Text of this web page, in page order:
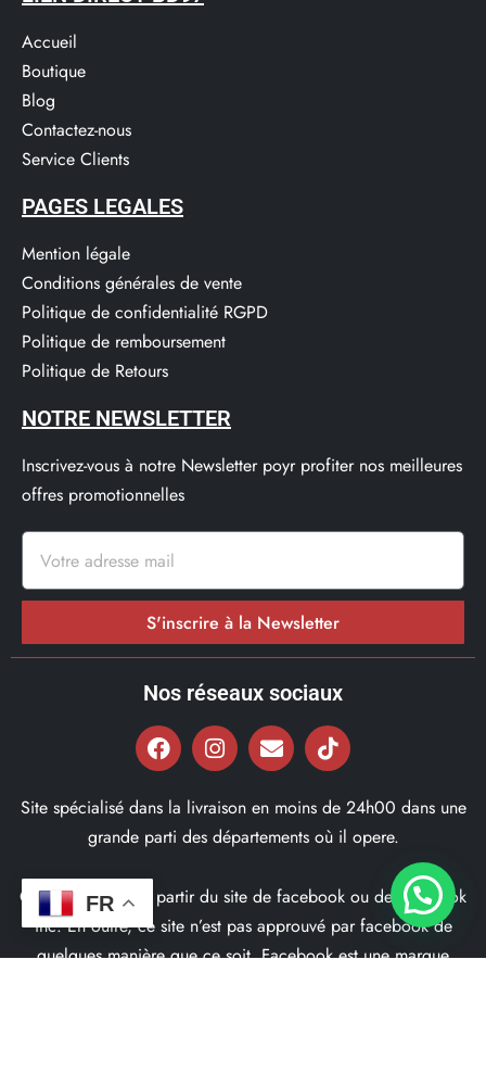
Accueil
Boutique
Blog
Contactez-nous
Service Clients​
PAGES LEGALES
Mention légale
Conditions générales de vente
Politique de confidentialité RGPD
Politique de remboursement
Politique de Retours
NOTRE NEWSLETTER
Inscrivez-vous à notre Newsletter poyr profiter nos meilleures
offres promotionnelles
S'inscrire à la Newsletter
Nos réseaux sociaux
Site spécialisé dans la livraison en moins de 24h00 dans une
grande parti des départements où il opere.
Ce site ne fait pas partir du site de facebook ou de facebook
inc. En outre, ce site n’est pas approuvé par facebook de
quelques manière que ce soit. Facebook est une marque
FR